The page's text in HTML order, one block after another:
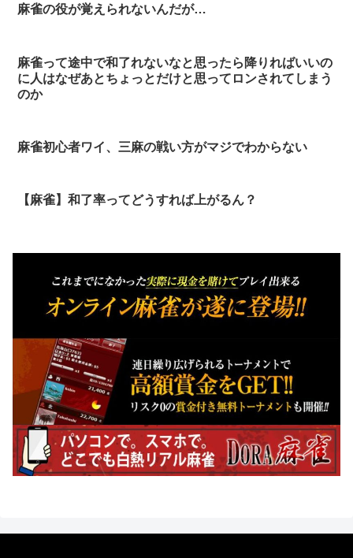
麻雀の役が覚えられないんだが…
麻雀って途中で和了れないなと思ったら降りればいいの
に人はなぜあとちょっとだけと思ってロンされてしまう
のか
麻雀初心者ワイ、三麻の戦い方がマジでわからない
【麻雀】和了率ってどうすれば上がるん？